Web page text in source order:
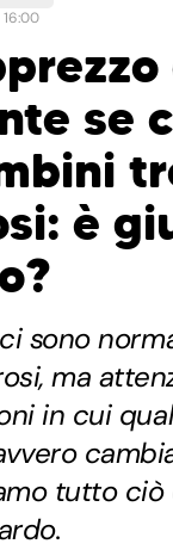
16:00
se
è
sono
ma
in cui
tutto ciò